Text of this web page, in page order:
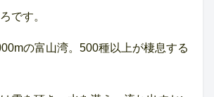
です。
の富山湾。500種以上が棲息する